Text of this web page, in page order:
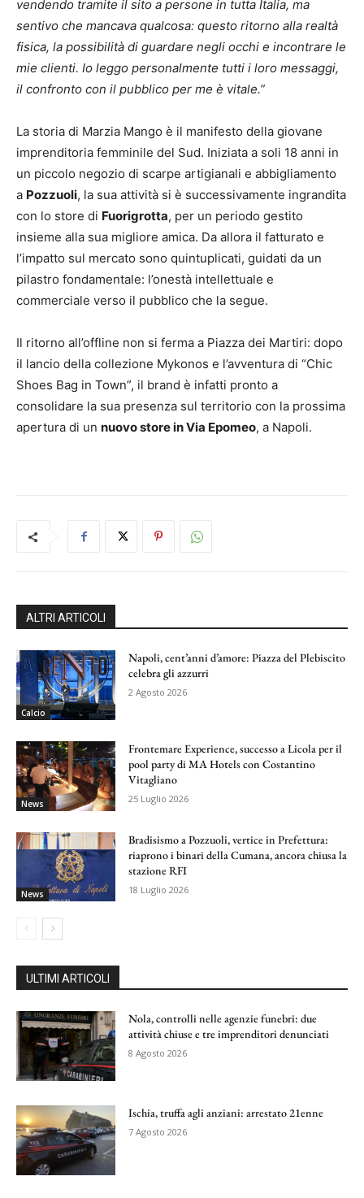
vendendo tramite il sito a persone in tutta Italia, ma
sentivo che mancava qualcosa: questo ritorno alla realtà
fisica, la possibilità di guardare negli occhi e incontrare le
mie clienti. Io leggo personalmente tutti i loro messaggi,
il confronto con il pubblico per me è vitale.”
La storia di Marzia Mango è il manifesto della giovane
imprenditoria femminile del Sud. Iniziata a soli 18 anni in
un piccolo negozio di scarpe artigianali e abbigliamento
a Pozzuoli, la sua attività si è successivamente ingrandita
con lo store di Fuorigrotta, per un periodo gestito
insieme alla sua migliore amica. Da allora il fatturato e
l’impatto sul mercato sono quintuplicati, guidati da un
pilastro fondamentale: l’onestà intellettuale e
commerciale verso il pubblico che la segue.
Il ritorno all’offline non si ferma a Piazza dei Martiri: dopo
il lancio della collezione Mykonos e l’avventura di “Chic
Shoes Bag in Town”, il brand è infatti pronto a
consolidare la sua presenza sul territorio con la prossima
apertura di un nuovo store in Via Epomeo, a Napoli.
ALTRI ARTICOLI
Calcio
Napoli, cent’anni d’amore: Piazza del Plebiscito
celebra gli azzurri
2 Agosto 2026
News
Frontemare Experience, successo a Licola per il
pool party di MA Hotels con Costantino
Vitagliano
25 Luglio 2026
News
Bradisismo a Pozzuoli, vertice in Prefettura:
riaprono i binari della Cumana, ancora chiusa la
stazione RFI
18 Luglio 2026
ULTIMI ARTICOLI
Nola, controlli nelle agenzie funebri: due
attività chiuse e tre imprenditori denunciati
8 Agosto 2026
Ischia, truffa agli anziani: arrestato 21enne
7 Agosto 2026